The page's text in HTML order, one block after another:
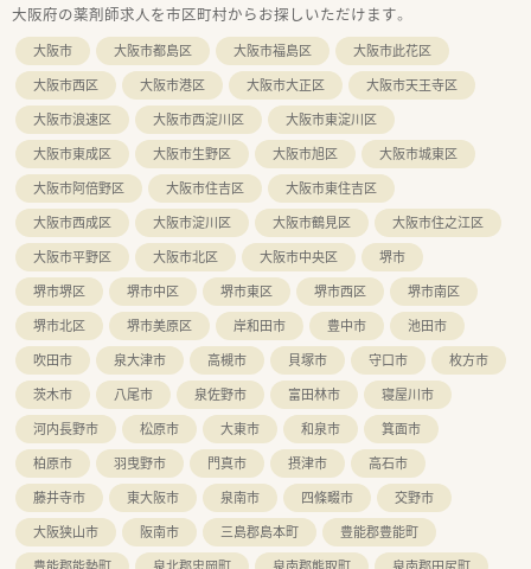
【職場環境と雰囲気】
■店舗には常勤薬剤師1名とパート1名が配属されており、常時1
名から2名体制による手厚い複数名運営を行っています。
■正社員の医療事務スタッフも2名配置されており、薬剤師が患
者様への服薬指導や対人業務に専念しやすいアットホームな職
場です。
■スタッフの平均年齢は44.8歳、平均勤続年数は9.3年となって
おり、温和で落ち着いた薬剤師が集まり助け合っています。
大阪府の薬剤師求人を市区町村からお探しいただけます。
大阪市 大阪市都島区 大阪市福島区
大阪市此花区
大阪市西区
大阪市港区 大阪市大正区
大阪市天王寺区
大阪市浪速区
大阪市西淀川区
大阪市東淀川区
大阪市東成区
大阪市生野区 大阪市旭区
大阪市城東区
大阪市阿倍野区
大阪市住吉区
大阪市東住吉区
大阪市西成区
大阪市淀川区 大阪市鶴見区
大阪市住之江区
大阪市平野区
大阪市北区 大阪市中央区
堺市
堺市堺区
堺市中区 堺市東区 堺市西区
堺市南区
堺市北区
堺市美原区 岸和田市 豊中市
池田市
吹田市
泉大津市 高槻市 貝塚市 守口市
枚方市
茨木市
八尾市 泉佐野市 富田林市
寝屋川市
河内長野市
松原市 大東市 和泉市
箕面市
柏原市
羽曳野市 門真市 摂津市
高石市
藤井寺市
東大阪市 泉南市 四條畷市
交野市
大阪狭山市
阪南市 三島郡島本町
豊能郡豊能町